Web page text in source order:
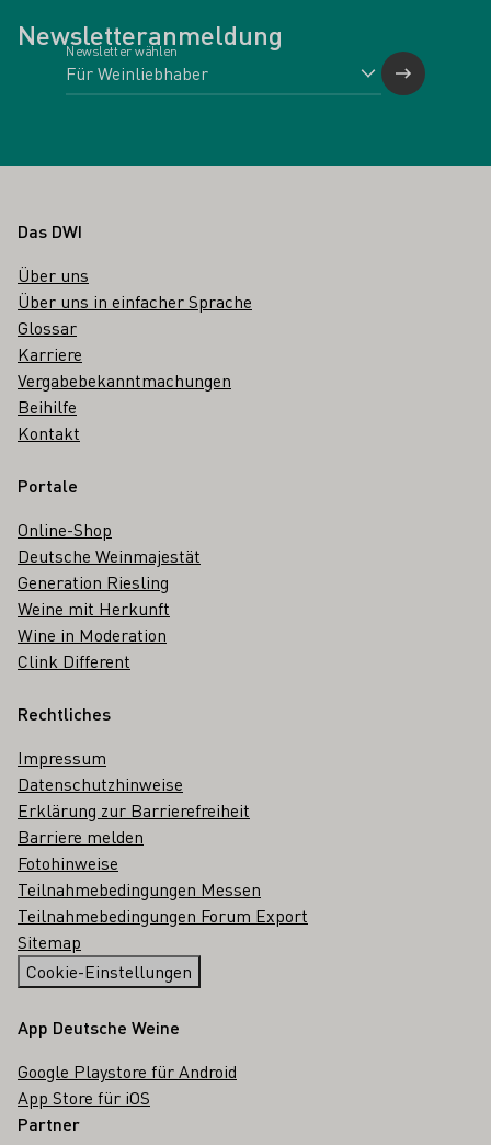
Newsletteranmeldung
Newsletter wählen
Fußbereich
Das DWI
Über uns
Über uns in einfacher Sprache
Glossar
Karriere
Vergabebekanntmachungen
Beihilfe
Kontakt
Portale
Online-Shop
Deutsche Weinmajestät
Generation Riesling
Weine mit Herkunft
Wine in Moderation
Clink Different
Rechtliches
Impressum
Datenschutzhinweise
Erklärung zur Barrierefreiheit
Barriere melden
Fotohinweise
Teilnahmebedingungen Messen
Teilnahmebedingungen Forum Export
Sitemap
Cookie-Einstellungen
App Deutsche Weine
Google Playstore für Android
App Store für iOS
Partner